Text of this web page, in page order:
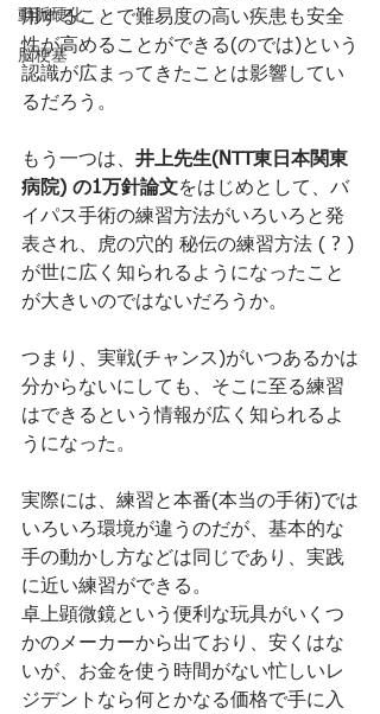
動脈硬化
脳梗塞
用することで難易度の高い疾患も安全
性が高めることができる(のでは)という
認識が広まってきたことは影響してい
るだろう。
もう一つは、 井上先生(NTT東日本関東
病院) の1万針論文をはじめとして、バ
イパス手術の練習方法がいろいろと発
表され、虎の穴的 秘伝の練習方法 ( ? )
が世に広く知られるようになったこと
が大きいのではないだろうか。
つまり、実戦(チャンス)がいつあるかは
分からないにしても、そこに至る練習
はできるという情報が広く知られるよ
うになった。
実際には、練習と本番(本当の手術)では
いろいろ環境が違うのだが、基本的な
手の動かし方などは同じであり、実践
に近い練習ができる。
卓上顕微鏡という便利な玩具がいくつ
かのメーカーから出ており、安くはな
いが、お金を使う時間がない忙しいレ
ジデントなら何とかなる価格で手に入